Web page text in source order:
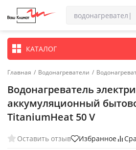
КАТАЛОГ
Главная / Водонагреватели /
Водонагреватель
аккумуляционный
TitaniumHeat 50 V
Оставить отзыв Избранное